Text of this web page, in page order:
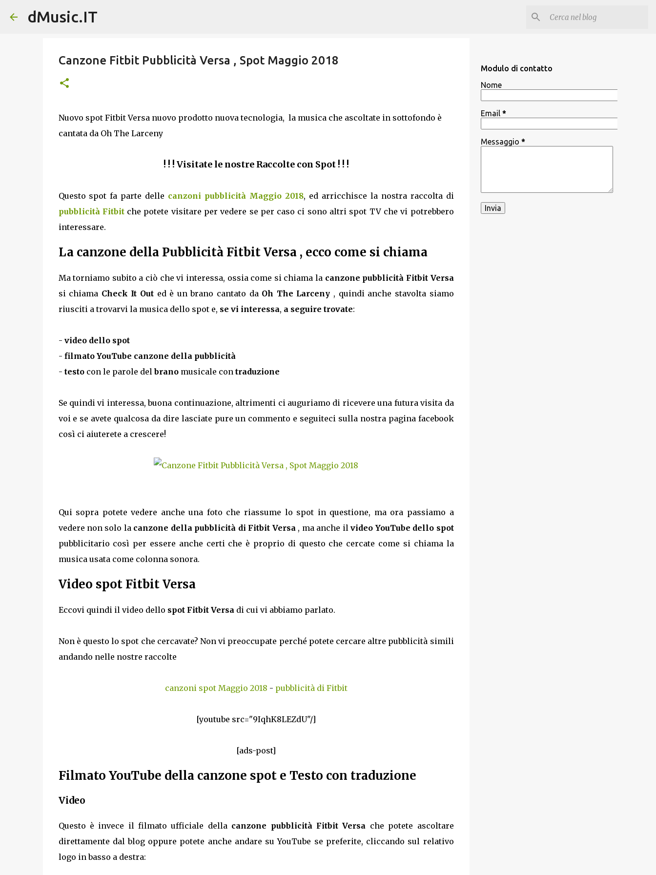
dMusic.IT
Canzone Fitbit Pubblicità Versa , Spot Maggio 2018
Nuovo spot Fitbit Versa nuovo prodotto nuova tecnologia, la musica che ascoltate in sottofondo è
cantata da Oh The Larceny
! ! ! Visitate le nostre Raccolte con Spot ! ! !
Questo spot fa parte delle canzoni pubblicità Maggio 2018, ed arricchisce la nostra raccolta di
pubblicità Fitbit che potete visitare per vedere se per caso ci sono altri spot TV che vi potrebbero
interessare.
La canzone della Pubblicità Fitbit Versa , ecco come si chiama
Ma torniamo subito a ciò che vi interessa, ossia come si chiama la canzone pubblicità Fitbit Versa
si chiama Check It Out ed è un brano cantato da Oh The Larceny , quindi anche stavolta siamo
riusciti a trovarvi la musica dello spot e, se vi interessa, a seguire trovate:
- video dello spot
- filmato YouTube canzone della pubblicità
- testocon le parole delbranomusicale con traduzione
Se quindi vi interessa, buona continuazione, altrimenti ci auguriamo di ricevere una futura visita da
voi e se avete qualcosa da dire lasciate pure un commento e seguiteci sulla nostra pagina facebook
così ci aiuterete a crescere!
Qui sopra potete vedere anche una foto che riassume lo spot in questione, ma ora passiamo a
vedere non solo la canzone della pubblicità di Fitbit Versa , ma anche ilvideo YouTube dello spot
pubblicitario così per essere anche certi che è proprio di questo che cercate come si chiama la
musica usata come colonna sonora.
Video spot Fitbit Versa
Eccovi quindi il video dello spot Fitbit Versa di cui vi abbiamo parlato.
Non è questo lo spot che cercavate? Non vi preoccupate perché potete cercare altre pubblicità simili
andando nelle nostre raccolte
canzoni spot Maggio 2018 - pubblicità di Fitbit
[youtube src="9IqhK8LEZdU"/]
[ads-post]
Filmato YouTube della canzone spot e Testo con traduzione
Video
Questo è invece il filmato ufficiale della canzone pubblicità Fitbit Versa che potete ascoltare
direttamente dal blog oppure potete anche andare su YouTube se preferite, cliccando sul relativo
logo in basso a destra:
Modulo di contatto
Nome
Email *
Messaggio *